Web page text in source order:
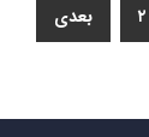
۲ بعدی